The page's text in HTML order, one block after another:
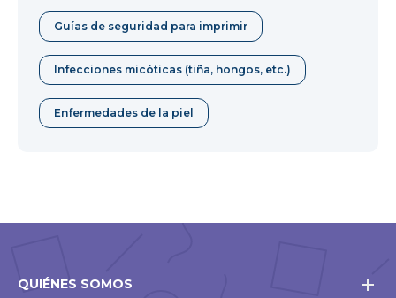
Guías de seguridad para imprimir
Infecciones micóticas (tiña, hongos, etc.)
Enfermedades de la piel
QUIÉNES SOMOS